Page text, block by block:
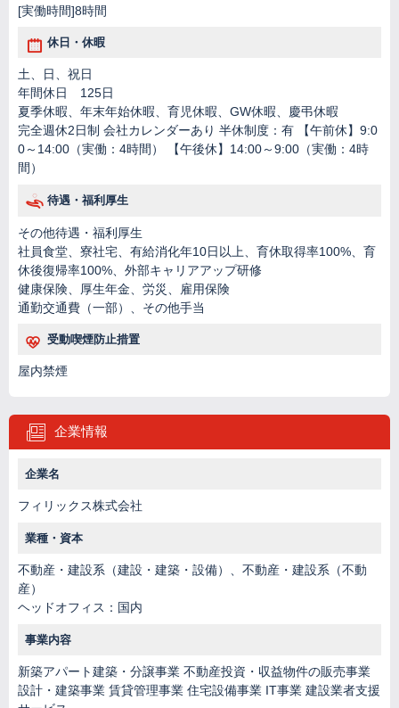
[実働時間]8時間
休日・休暇
土、日、祝日
年間休日 125日
夏季休暇、年末年始休暇、育児休暇、GW休暇、慶弔休暇
完全週休2日制 会社カレンダーあり 半休制度：有 【午前休】9:0
0～14:00（実働：4時間） 【午後休】14:00～9:00（実働：4時
間）
待遇・福利厚生
その他待遇・福利厚生
社員食堂、寮社宅、有給消化年10日以上、育休取得率100%、育
休後復帰率100%、外部キャリアアップ研修
健康保険、厚生年金、労災、雇用保険
通勤交通費（一部）、その他手当
受動喫煙防止措置
屋内禁煙
企業情報
企業名
フィリックス株式会社
業種・資本
不動産・建設系（建設・建築・設備）、不動産・建設系（不動
産）
ヘッドオフィス：国内
事業内容
新築アパート建築・分譲事業 不動産投資・収益物件の販売事業
設計・建築事業 賃貸管理事業 住宅設備事業 IT事業 建設業者支援